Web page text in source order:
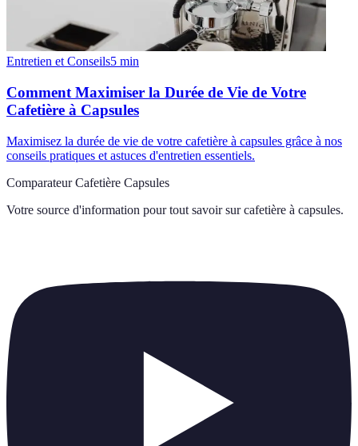
Entretien et Conseils5 min
Comment Maximiser la Durée de Vie de Votre
Cafetière à Capsules
Maximisez la durée de vie de votre cafetière à capsules grâce à nos
conseils pratiques et astuces d'entretien essentiels.
Comparateur Cafetière Capsules
Votre source d'information pour tout savoir sur cafetière à capsules.